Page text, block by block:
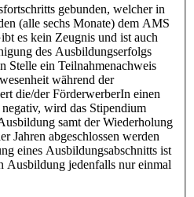
gebunden, welcher in
(alle sechs Monate) dem AMS
es kein Zeugnis und ist auch
des Ausbildungserfolgs
Stelle ein Teilnahmenachweis
während der
die/der FörderwerberIn einen
wird das Stipendium
samt der Wiederholung
Jahren abgeschlossen werden
eines Ausbildungsabschnitts ist
Ausbildung jedenfalls nur einmal